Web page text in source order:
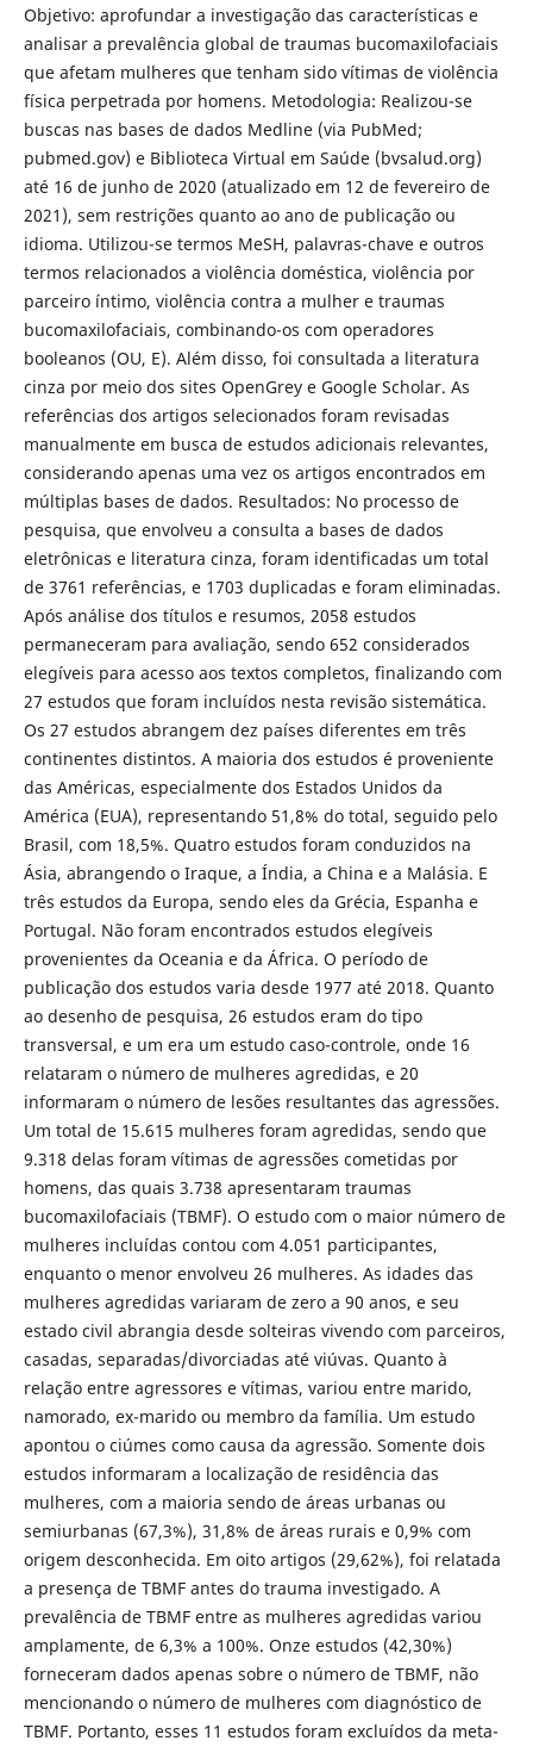
Objetivo: aprofundar a investigação das características e
analisar a prevalência global de traumas bucomaxilofaciais
que afetam mulheres que tenham sido vítimas de violência
física perpetrada por homens. Metodologia: Realizou-se
buscas nas bases de dados Medline (via PubMed;
pubmed.gov) e Biblioteca Virtual em Saúde (bvsalud.org)
até 16 de junho de 2020 (atualizado em 12 de fevereiro de
2021), sem restrições quanto ao ano de publicação ou
idioma. Utilizou-se termos MeSH, palavras-chave e outros
termos relacionados a violência doméstica, violência por
parceiro íntimo, violência contra a mulher e traumas
bucomaxilofaciais, combinando-os com operadores
booleanos (OU, E). Além disso, foi consultada a literatura
cinza por meio dos sites OpenGrey e Google Scholar. As
referências dos artigos selecionados foram revisadas
manualmente em busca de estudos adicionais relevantes,
considerando apenas uma vez os artigos encontrados em
múltiplas bases de dados. Resultados: No processo de
pesquisa, que envolveu a consulta a bases de dados
eletrônicas e literatura cinza, foram identificadas um total
de 3761 referências, e 1703 duplicadas e foram eliminadas.
Após análise dos títulos e resumos, 2058 estudos
permaneceram para avaliação, sendo 652 considerados
elegíveis para acesso aos textos completos, finalizando com
27 estudos que foram incluídos nesta revisão sistemática.
Os 27 estudos abrangem dez países diferentes em três
continentes distintos. A maioria dos estudos é proveniente
das Américas, especialmente dos Estados Unidos da
América (EUA), representando 51,8% do total, seguido pelo
Brasil, com 18,5%. Quatro estudos foram conduzidos na
Ásia, abrangendo o Iraque, a Índia, a China e a Malásia. E
três estudos da Europa, sendo eles da Grécia, Espanha e
Portugal. Não foram encontrados estudos elegíveis
provenientes da Oceania e da África. O período de
publicação dos estudos varia desde 1977 até 2018. Quanto
ao desenho de pesquisa, 26 estudos eram do tipo
transversal, e um era um estudo caso-controle, onde 16
relataram o número de mulheres agredidas, e 20
informaram o número de lesões resultantes das agressões.
Um total de 15.615 mulheres foram agredidas, sendo que
9.318 delas foram vítimas de agressões cometidas por
homens, das quais 3.738 apresentaram traumas
bucomaxilofaciais (TBMF). O estudo com o maior número de
mulheres incluídas contou com 4.051 participantes,
enquanto o menor envolveu 26 mulheres. As idades das
mulheres agredidas variaram de zero a 90 anos, e seu
estado civil abrangia desde solteiras vivendo com parceiros,
casadas, separadas/divorciadas até viúvas. Quanto à
relação entre agressores e vítimas, variou entre marido,
namorado, ex-marido ou membro da família. Um estudo
apontou o ciúmes como causa da agressão. Somente dois
estudos informaram a localização de residência das
mulheres, com a maioria sendo de áreas urbanas ou
semiurbanas (67,3%), 31,8% de áreas rurais e 0,9% com
origem desconhecida. Em oito artigos (29,62%), foi relatada
a presença de TBMF antes do trauma investigado. A
prevalência de TBMF entre as mulheres agredidas variou
amplamente, de 6,3% a 100%. Onze estudos (42,30%)
forneceram dados apenas sobre o número de TBMF, não
mencionando o número de mulheres com diagnóstico de
TBMF. Portanto, esses 11 estudos foram excluídos da meta-